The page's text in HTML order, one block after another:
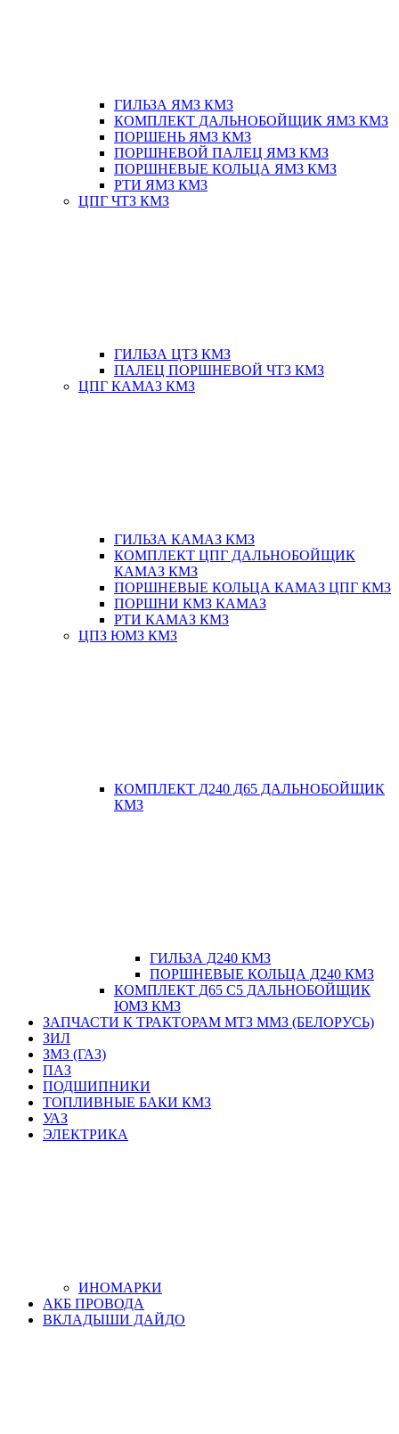
ГИЛЬЗА ЯМЗ КМЗ
КОМПЛЕКТ ДАЛЬНОБОЙЩИК ЯМЗ КМЗ
ПОРШЕНЬ ЯМЗ КМЗ
ПОРШНЕВОЙ ПАЛЕЦ ЯМЗ КМЗ
ПОРШНЕВЫЕ КОЛЬЦА ЯМЗ КМЗ
РТИ ЯМЗ КМЗ
ЦПГ ЧТЗ КМЗ
ГИЛЬЗА ЦТЗ КМЗ
ПАЛЕЦ ПОРШНЕВОЙ ЧТЗ КМЗ
ЦПГ КАМАЗ КМЗ
ГИЛЬЗА КАМАЗ КМЗ
КОМПЛЕКТ ЦПГ ДАЛЬНОБОЙЩИК
КАМАЗ КМЗ
ПОРШНЕВЫЕ КОЛЬЦА КАМАЗ ЦПГ КМЗ
ПОРШНИ КМЗ КАМАЗ
РТИ КАМАЗ КМЗ
ЦПЗ ЮМЗ КМЗ
КОМПЛЕКТ Д240 Д65 ДАЛЬНОБОЙЩИК
КМЗ
ГИЛЬЗА Д240 КМЗ
ПОРШНЕВЫЕ КОЛЬЦА Д240 КМЗ
КОМПЛЕКТ Д65 С5 ДАЛЬНОБОЙЩИК
ЮМЗ КМЗ
ЗАПЧАСТИ К ТРАКТОРАМ МТЗ ММЗ (БЕЛОРУСЬ)
ЗИЛ
ЗМЗ (ГАЗ)
ПАЗ
ПОДШИПНИКИ
ТОПЛИВНЫЕ БАКИ КМЗ
УАЗ
ЭЛЕКТРИКА
ИНОМАРКИ
АКБ ПРОВОДА
ВКЛАДЫШИ ДАЙДО